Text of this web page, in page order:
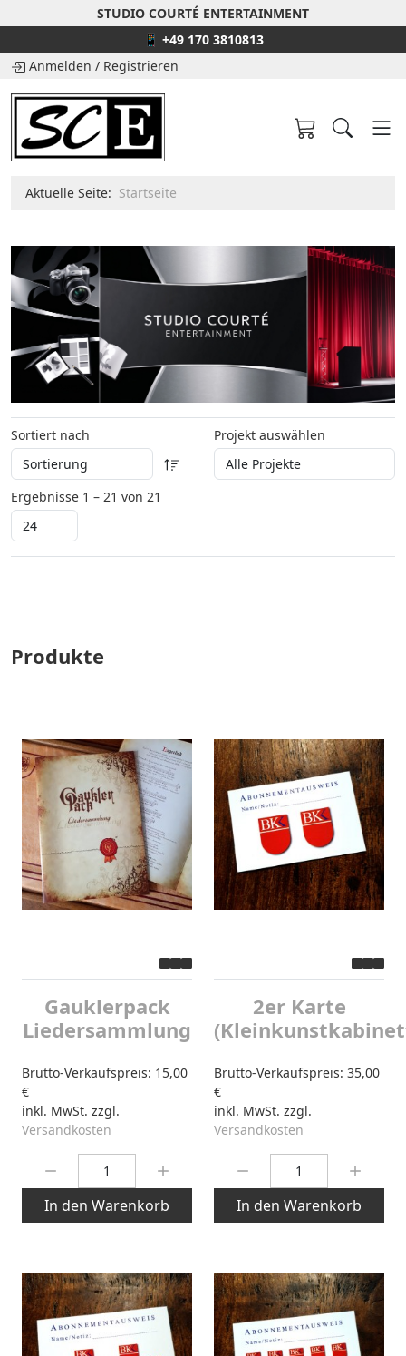
STUDIO COURTÉ ENTERTAINMENT
📱 +49 170 3810813
Anmelden / Registrieren
Aktuelle Seite: Startseite
Sortiert nach Projekt auswählen
Ergebnisse 1 – 21 von 21
Produkte
Gauklerpack
Liedersammlung
Brutto-Verkaufspreis: 15,00
€
inkl. MwSt. zzgl.
Versandkosten
In den Warenkorb
2er Karte
Brutto-Verkaufspreis: 35,00
€
inkl. MwSt. zzgl.
Versandkosten
In den Warenkorb